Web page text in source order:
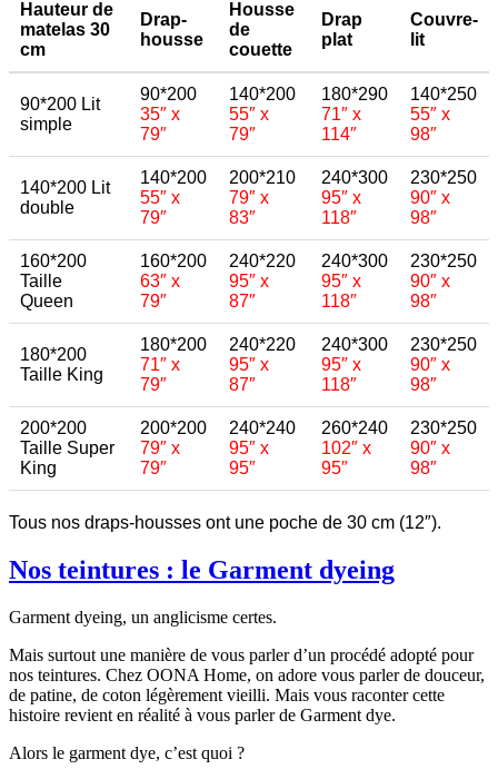
Hauteur de
matelas 30
cm
Drap-
housse
Housse
de
couette
Drap
plat
Couvre-
lit
90*200 Lit
simple
90*200
35″ x
79″
140*200
55″ x
79″
180*290
71″ x
114″
140*250
55″ x
98″
140*200 Lit
double
140*200
55″ x
79″
200*210
79″ x
83″
240*300
95″ x
118″
230*250
90″ x
98″
160*200
Taille
Queen
160*200
63″ x
79″
240*220
95″ x
87″
240*300
95″ x
118″
230*250
90″ x
98″
180*200
Taille King
180*200
71″ x
79″
240*220
95″ x
87″
240*300
95″ x
118″
230*250
90″ x
98″
200*200
Taille Super
King
200*200
79″ x
79″
240*240
95″ x
95″
260*240
102″ x
95″
230*250
90″ x
98″
Tous nos draps-housses ont une poche de 30 cm (12″).
Nos teintures : le Garment dyeing
Garment dyeing, un anglicisme certes.
Mais surtout une manière de vous parler d’un procédé adopté pour
nos teintures. Chez OONA Home, on adore vous parler de douceur,
de patine, de coton légèrement vieilli. Mais vous raconter cette
histoire revient en réalité à vous parler de Garment dye.
Alors le garment dye, c’est quoi ?